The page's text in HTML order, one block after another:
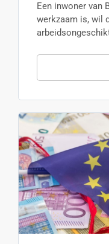
Een inwoner van
werkzaam is, wil